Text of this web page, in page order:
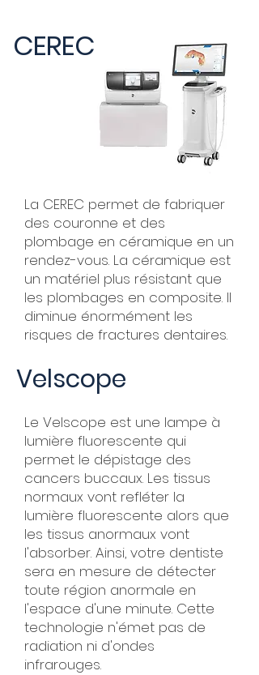
CEREC
La CEREC permet de fabriquer
des couronne et des
plombage en céramique en un
rendez-vous. La céramique est
un matériel plus résistant que
les plombages en composite. Il
diminue énormément les
risques de fractures dentaires.
Velscope
Le Velscope est une lampe à
lumière fluorescente qui
permet le dépistage des
cancers buccaux. Les tissus
normaux vont refléter la
lumière fluorescente alors que
les tissus anormaux vont
l'absorber. Ainsi, votre dentiste
sera en mesure de détecter
toute région anormale en
l'espace d'une minute. Cette
technologie n'émet pas de
radiation ni d'ondes
infrarouges.